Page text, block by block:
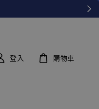
登入 購物車